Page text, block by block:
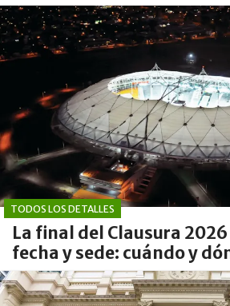
TODOS LOS DETALLES
La final del Clausura
fecha y sede: cuándo y